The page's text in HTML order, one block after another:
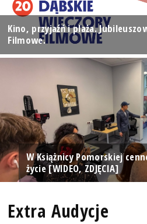
Kino, przyjaźń i plaża.
Filmowe.
W Książnicy Pomorskiej
życie [WIDEO, ZDJĘCIA]
Extra Audycje